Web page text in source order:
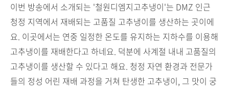
이번 방송에서 소개되는 '철원디엠지고추냉이'는 DMZ 인근
청정 지역에서 재배되는 고품질 고추냉이를 생산하는 곳이에
요. 이곳에서는 연중 일정한 온도를 유지하는 지하수를 이용해
고추냉이를 재배한다고 하네요. 덕분에 사계절 내내 고품질의
고추냉이를 생산할 수 있다고 해요. 청정 자연 환경과 전문가
들의 정성 어린 재배 과정을 거쳐 탄생한 고추냉이, 그 맛이 궁